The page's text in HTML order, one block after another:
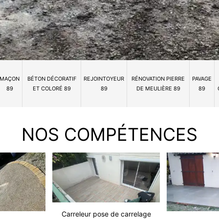
MAÇON
89
BÉTON DÉCORATIF
ET COLORÉ 89
REJOINTOYEUR
89
RÉNOVATION PIERRE
DE MEULIÈRE 89
PAVAGE
89
NOS COMPÉTENCES
Carreleur pose de carrelage